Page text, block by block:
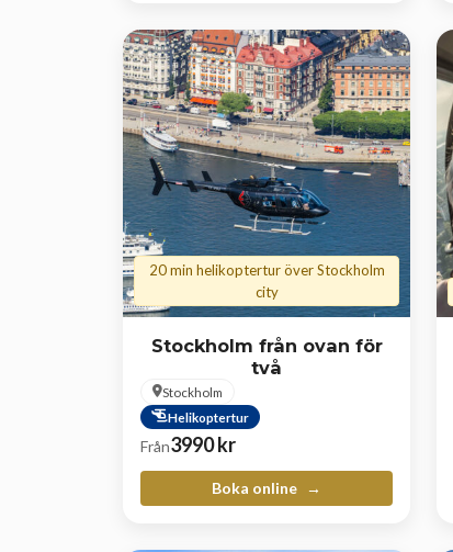
20 min helikoptertur över Stockholm
city
Stockholm från ovan för
två
Stockholm
Helikoptertur
Från3990kr
Boka online